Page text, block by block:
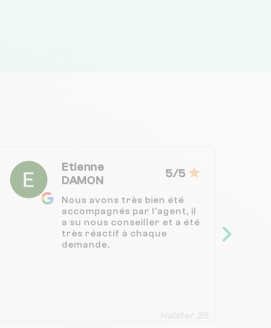
Etienne
DAMON
5/5
Nous avons très bien été
accompagnés par l'agent, il
a su nous conseiller et a été
très réactif à chaque
demande.
Habiter 35